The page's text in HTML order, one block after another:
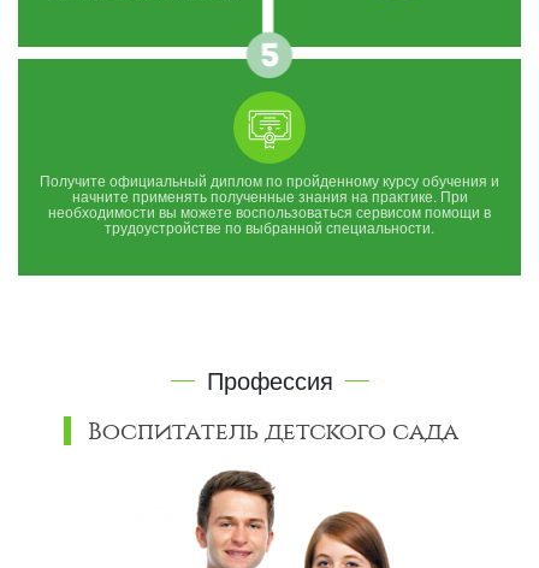
Получите официальный диплом по пройденному курсу обучения и
начните применять полученные знания на практике. При
необходимости вы можете воспользоваться сервисом помощи в
трудоустройстве по выбранной специальности.
Профессия
Воспитатель детского сада